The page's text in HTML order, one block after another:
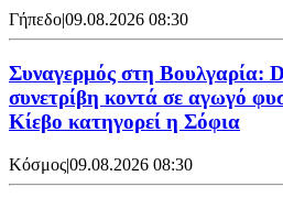
Γήπεδο|09.08.2026 08:30
Συναγερμός στη Βουλγαρία:
συνετρίβη κοντά σε αγωγό
Κίεβο κατηγορεί η Σόφια
Κόσμος|09.08.2026 08:30